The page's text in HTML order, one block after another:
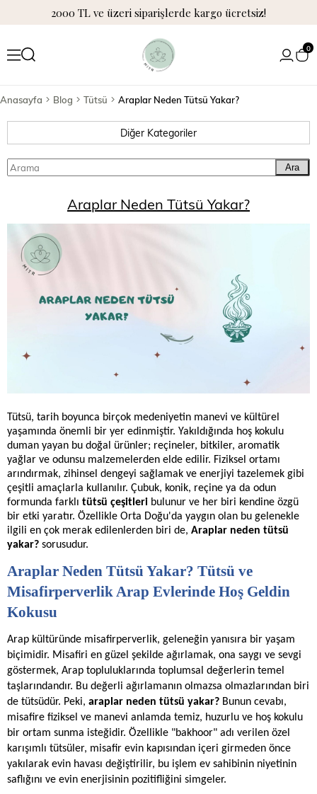
2000 TL ve üzeri siparişlerde kargo ücretsiz!
0
Anasayfa Blog Tütsü Araplar Neden Tütsü Yakar?
Diğer Kategoriler
Ara
Araplar Neden Tütsü Yakar?
Tütsü, tarih boyunca birçok medeniyetin manevi ve kültürel
yaşamında önemli bir yer edinmiştir. Yakıldığında hoş kokulu
duman yayan bu doğal ürünler; reçineler, bitkiler, aromatik
yağlar ve odunsu malzemelerden elde edilir. Fiziksel ortamı
arındırmak, zihinsel dengeyi sağlamak ve enerjiyi tazelemek gibi
çeşitli amaçlarla kullanılır. Çubuk, konik, reçine ya da odun
formunda farklı tütsü çeşitleri bulunur ve her biri kendine özgü
bir etki yaratır. Özellikle Orta Doğu'da yaygın olan bu gelenekle
ilgili en çok merak edilenlerden biri de, Araplar neden tütsü
yakar? sorusudur.
Araplar Neden Tütsü Yakar? Tütsü ve
Misafirperverlik Arap Evlerinde Hoş Geldin
Kokusu
Arap kültüründe misafirperverlik, geleneğin yanısıra bir yaşam
biçimidir. Misafiri en güzel şekilde ağırlamak, ona saygı ve sevgi
göstermek, Arap topluluklarında toplumsal değerlerin temel
taşlarındandır. Bu değerli ağırlamanın olmazsa olmazlarından biri
de tütsüdür. Peki, araplar neden tütsü yakar? Bunun cevabı,
misafire fiziksel ve manevi anlamda temiz, huzurlu ve hoş kokulu
bir ortam sunma isteğidir. Özellikle "bakhoor" adı verilen özel
karışımlı tütsüler, misafir evin kapısından içeri girmeden önce
yakılarak evin havası değiştirilir, bu işlem ev sahibinin niyetinin
saflığını ve evin enerjisinin pozitifliğini simgeler.